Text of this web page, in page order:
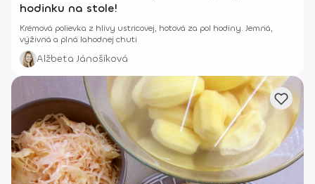
hodinku na stole!
Krémová polievka z hlivy ustricovej, hotová za pol hodiny. Jemná,
výživná a plná lahodnej chuti
Alžbeta Jánošíková